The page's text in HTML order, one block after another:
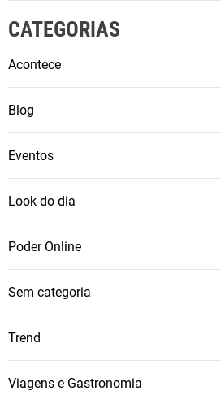
CATEGORIAS
Acontece
Blog
Eventos
Look do dia
Poder Online
Sem categoria
Trend
Viagens e Gastronomia